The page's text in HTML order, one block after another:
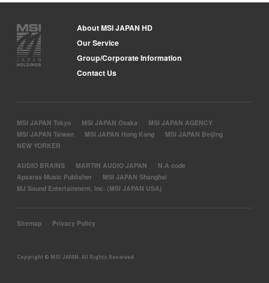
About MSI JAPAN HD
Our Service
Group/Corporate Information
Contact Us
MSI JAPAN Tokyo MSI JAPAN Osaka
MSI JAPAN AGENCY
MSI JAPAN Taiwan
MSI JAPAN Hong Kong
MSI JAPAN Beijing
NEW YORKER
AUDIO BRAINS MARTIN AUDIO JAPAN
N.A code
Apsaras Music Publisher
MSI JAPAN Shanghai
MJ Sound Entertainment, Inc. (MSI JAPAN USA)
Sitemap Privacy Policy
Copyright © MSI JAPAN. All Rights Reserved.